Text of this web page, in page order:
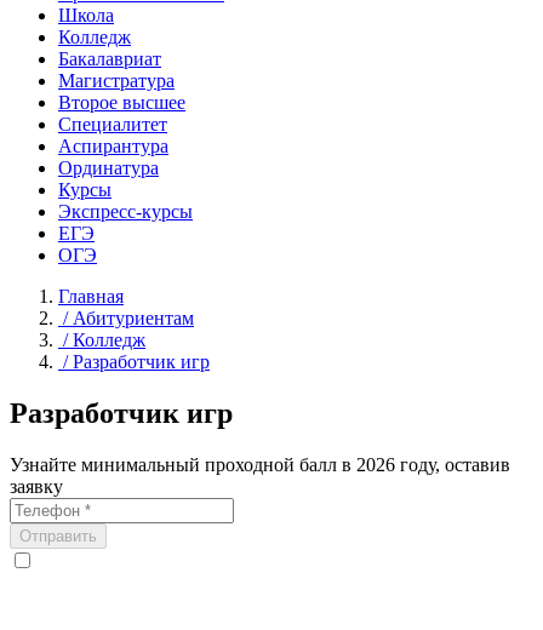
Школа
Колледж
Бакалавриат
Магистратура
Второе высшее
Специалитет
Аспирантура
Ординатура
Курсы
Экспресс-курсы
ЕГЭ
ОГЭ
Главная
/Абитуриентам
/Колледж
/Разработчик игр
Разработчик игр
Узнайте минимальный проходной балл в 2026 году, оставив
заявку
Отправить